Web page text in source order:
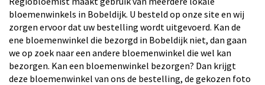
bloemenwinkels in Bobeldijk. U besteld op onze site en wij
zorgen ervoor dat uw bestelling wordt uitgevoerd. Kan de
ene bloemenwinkel die bezorgd in Bobeldijk niet, dan gaan
we op zoek naar een andere bloemenwinkel die wel kan
bezorgen. Kan een bloemenwinkel bezorgen? Dan krijgt
deze bloemenwinkel van ons de bestelling, de gekozen foto